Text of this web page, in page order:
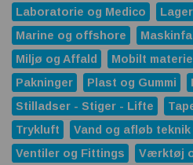
Laboratorie og Medico
Marine og offshore
Miljø og Affald
Mobilt
Pakninger
Plast og Gummi
Stilladser - Stiger - Lifte
Trykluft
Vand og afløb teknik
Ventiler og Fittings
Værktøj